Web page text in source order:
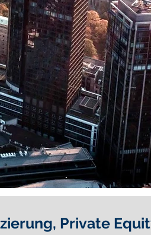
Private